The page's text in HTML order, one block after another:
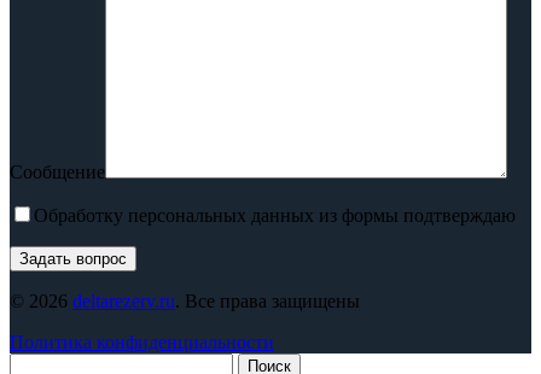
Сообщение
Обработку персональных данных из формы подтверждаю
© 2026 deltarezerv.ru. Все права защищены
Политика конфиденциальности
Поиск